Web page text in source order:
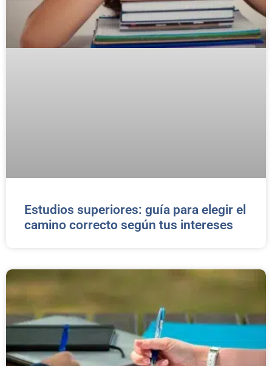
Estudios superiores: guía para elegir el
camino correcto según tus intereses